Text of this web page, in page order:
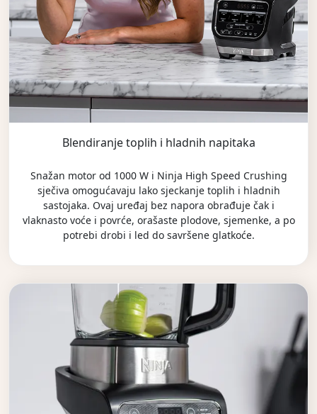
Blendiranje toplih i hladnih napitaka
Snažan motor od 1000 W i Ninja High Speed Crushing
sječiva omogućavaju lako sjeckanje toplih i hladnih
sastojaka. Ovaj uređaj bez napora obrađuje čak i
vlaknasto voće i povrće, orašaste plodove, sjemenke, a po
potrebi drobi i led do savršene glatkoće.